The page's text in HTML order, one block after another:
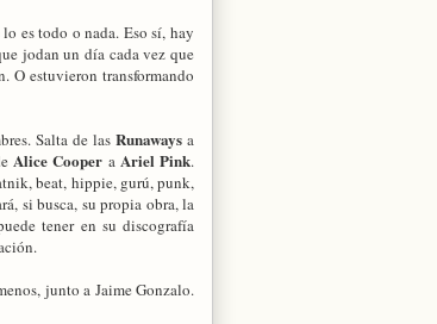
es todo o nada. Eso sí, hay
jodan un día cada vez que
O estuvieron transformando
Salta de lasRunaways a
Alice Cooper a Ariel Pink.
beat, hippie, gurú, punk,
si busca, su propia obra, la
tener en su discografía
junto a Jaime Gonzalo.